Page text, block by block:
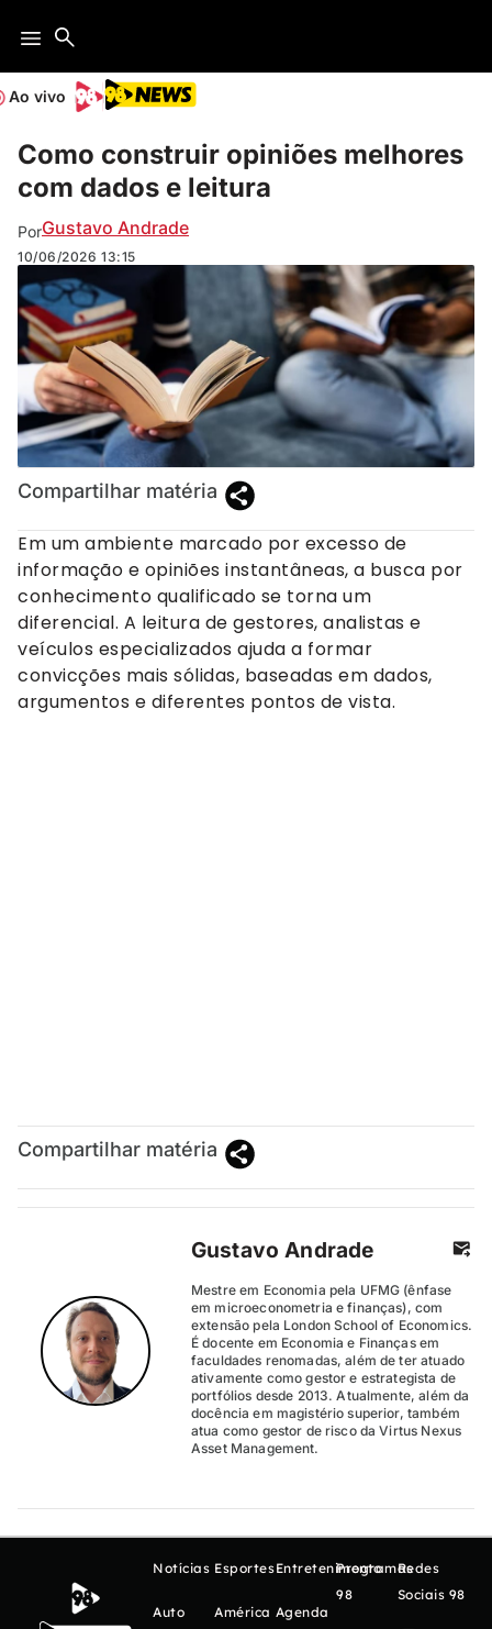
Ao vivo
Como construir opiniões melhores
com dados e leitura
PorGustavo Andrade
10/06/2026 13:15
Compartilhar matéria
Em um ambiente marcado por excesso de
informação e opiniões instantâneas, a busca por
conhecimento qualificado se torna um
diferencial. A leitura de gestores, analistas e
veículos especializados ajuda a formar
convicções mais sólidas, baseadas em dados,
argumentos e diferentes pontos de vista.
Compartilhar matéria
Gustavo Andrade
Mestre em Economia pela UFMG (ênfase
em microeconometria e finanças), com
extensão pela London School of Economics.
É docente em Economia e Finanças em
faculdades renomadas, além de ter atuado
ativamente como gestor e estrategista de
portfólios desde 2013. Atualmente, além da
docência em magistério superior, também
atua como gestor de risco da Virtus Nexus
Asset Management.
Notícias
Auto
Esportes
América
Entretenimento
Agenda
Programas
98
Redes
Sociais 98